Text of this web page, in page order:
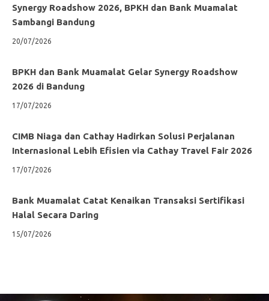
Synergy Roadshow 2026, BPKH dan Bank Muamalat
Sambangi Bandung
20/07/2026
BPKH dan Bank Muamalat Gelar Synergy Roadshow
2026 di Bandung
17/07/2026
CIMB Niaga dan Cathay Hadirkan Solusi Perjalanan
Internasional Lebih Efisien via Cathay Travel Fair 2026
17/07/2026
Bank Muamalat Catat Kenaikan Transaksi Sertifikasi
Halal Secara Daring
15/07/2026